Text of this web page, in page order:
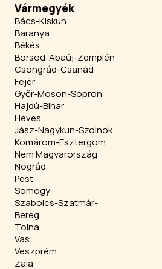
Vármegyék
Bács-Kiskun
Baranya
Békés
Borsod-Abaúj-Zemplén
Csongrád-Csanád
Fejér
Győr-Moson-Sopron
Hajdú-Bihar
Heves
Jász-Nagykun-Szolnok
Komárom-Esztergom
Nem Magyarország
Nógrád
Pest
Somogy
Szabolcs-Szatmár-
Bereg
Tolna
Vas
Veszprém
Zala